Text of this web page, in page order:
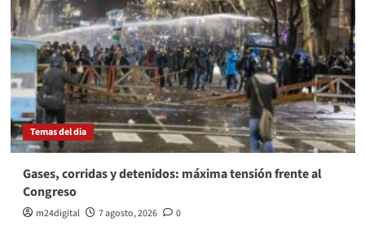
Temas del dia
Gases, corridas y detenidos: máxima tensión frente al
Congreso
m24digital 7 agosto, 2026 0